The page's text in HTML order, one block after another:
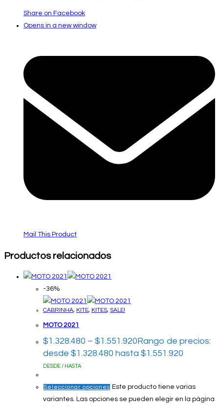
Share on Facebook
Opens in a new window
Mail This Product
Productos relacionados
-36%
CABRINHA, KITE, KITES, SALE!
MOTO 2021
$1.328.480 – $1.551.920 Rango de precios:
desde $1.328.480 hasta $1.551.920
DESDE / HASTA
Seleccionar opciones Este producto tiene varias
variantes. Las opciones se pueden elegir en la página